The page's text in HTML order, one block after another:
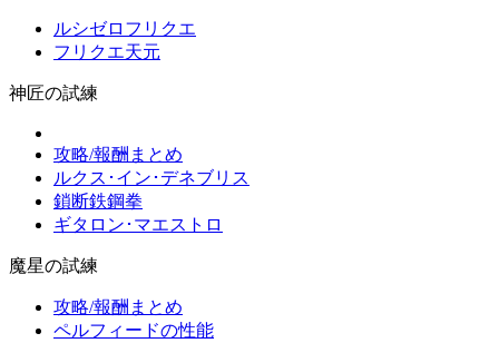
ルシゼロフリクエ
フリクエ天元
神匠の試練
攻略/報酬まとめ
ルクス･イン･デネブリス
鎖断鉄鋼拳
ギタロン･マエストロ
魔星の試練
攻略/報酬まとめ
ペルフィードの性能